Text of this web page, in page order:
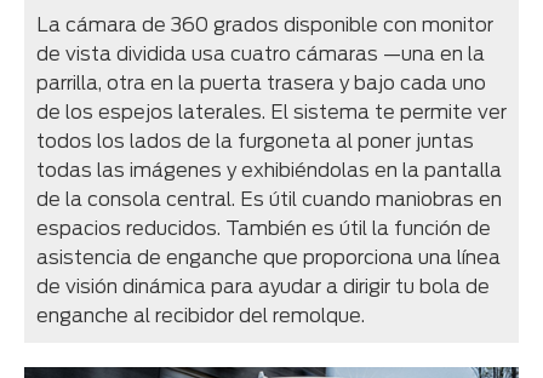
La cámara de 360 grados disponible con monitor
de vista dividida usa cuatro cámaras —una en la
parrilla, otra en la puerta trasera y bajo cada uno
de los espejos laterales. El sistema te permite ver
todos los lados de la furgoneta al poner juntas
todas las imágenes y exhibiéndolas en la pantalla
de la consola central. Es útil cuando maniobras en
espacios reducidos. También es útil la función de
asistencia de enganche que proporciona una línea
de visión dinámica para ayudar a dirigir tu bola de
enganche al recibidor del remolque.